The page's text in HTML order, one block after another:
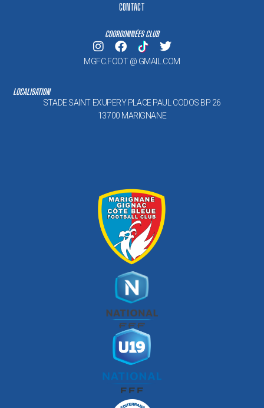
CONTACT
COORDONNÉES CLUB
MGFC.FOOT @ GMAIL.COM
LOCALISATION
STADE SAINT EXUPERY PLACE PAUL CODOS BP 26
13700 MARIGNANE